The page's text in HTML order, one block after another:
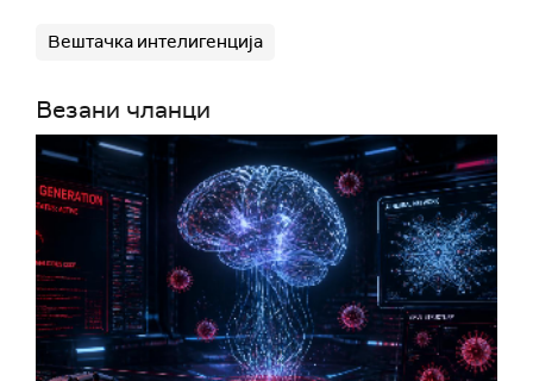
Вештачка интелигенција
Везани чланци